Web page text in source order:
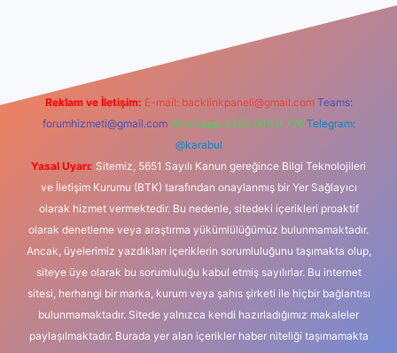
Reklam ve İletişim: E-mail: backlinkpaneli@gmail.com Teams:
forumhizmeti@gmail.com Whatsapp: 0262 606 0 726 Telegram:
@karabul
Yasal Uyarı: Sitemiz, 5651 Sayılı Kanun gereğince Bilgi Teknolojileri
ve İletişim Kurumu (BTK) tarafından onaylanmış bir Yer Sağlayıcı
olarak hizmet vermektedir. Bu nedenle, sitedeki içerikleri proaktif
olarak denetleme veya araştırma yükümlülüğümüz bulunmamaktadır.
Ancak, üyelerimiz yazdıkları içeriklerin sorumluluğunu taşımakta olup,
siteye üye olarak bu sorumluluğu kabul etmiş sayılırlar. Bu internet
sitesi, herhangi bir marka, kurum veya şahıs şirketi ile hiçbir bağlantısı
bulunmamaktadır. Sitede yalnızca kendi hazırladığımız makaleler
paylaşılmaktadır. Burada yer alan içerikler haber niteliği taşımamakta